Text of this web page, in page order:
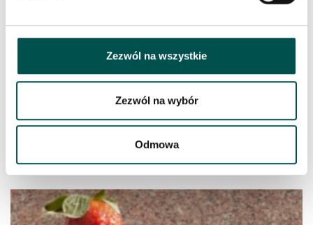
Zezwól na wszystkie
Zezwól na wybór
Odmowa
PŁYTA GRANITOWA IVORY BROWN / SHIVAKASHI